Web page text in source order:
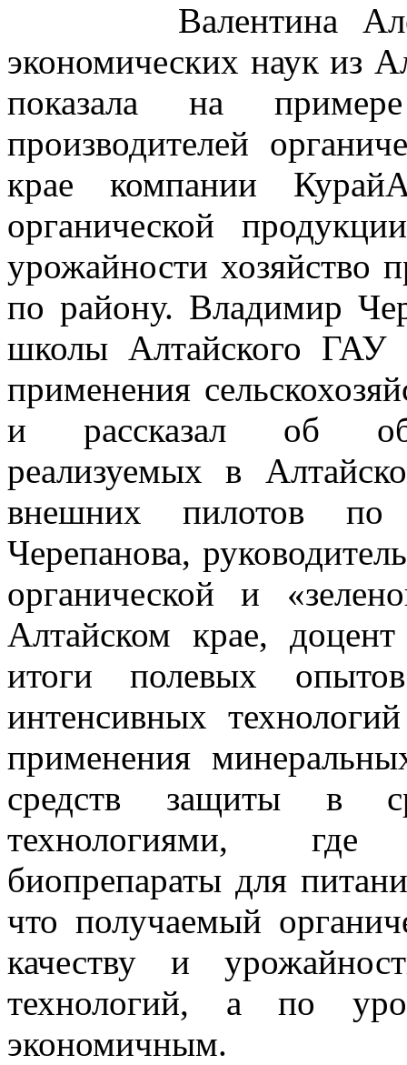
Валентина
экономических наук из
показала на
производителей
крае компании
органической
урожайности хозяйство
по району. Владимир
школы Алтайского ГАУ
применения
и рассказал об
реализуемых в
внешних пилотов
Черепанова,
органической и
Алтайском крае,
итоги полевых
интенсивных
применения
средств защиты в
технологиями, где
биопрепараты для
что получаемый
качеству и
технологий, а по
экономичным.